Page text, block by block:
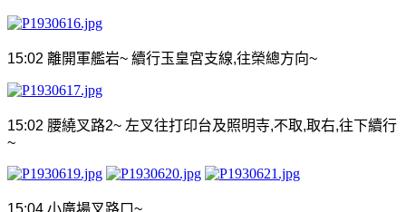
15:02 離開軍艦岩~ 續行玉皇宮支線,往榮總方向~
15:02 腰繞叉路2~ 左叉往打印台及照明寺,不取,取右,往下續行
~
15:04 小廣場叉路口~